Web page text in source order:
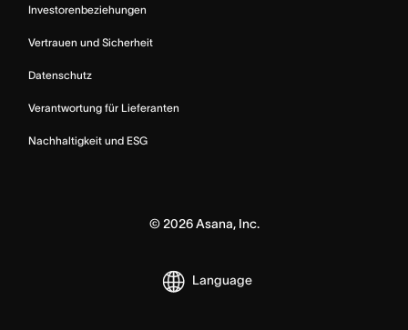
Investorenbeziehungen
Vertrauen und Sicherheit
Datenschutz
Verantwortung für Lieferanten
Nachhaltigkeit und ESG
© 2026Asana, Inc.
Language